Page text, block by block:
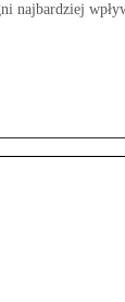
najbardziej